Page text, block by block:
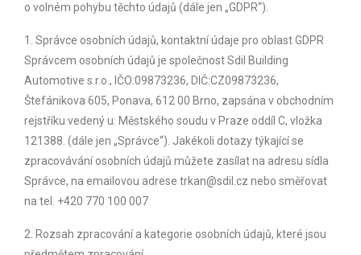
o volném pohybu těchto údajů (dále jen „GDPR“).
1. Správce osobních údajů, kontaktní údaje pro oblast GDPR
Správcem osobních údajů je společnost Sdil Building
Automotive s.r.o., IČO:09873236, DIČ:CZ09873236,
Štefánikova 605, Ponava, 612 00 Brno, zapsána v obchodním
rejstříku vedený u: Městského soudu v Praze oddíl C, vložka
121388. (dále jen „Správce“). Jakékoli dotazy týkající se
zpracovávání osobních údajů můžete zasílat na adresu sídla
Správce, na emailovou adrese trkan@sdil.cz nebo směřovat
na tel. +420 770 100 007
2. Rozsah zpracování a kategorie osobních údajů, které jsou